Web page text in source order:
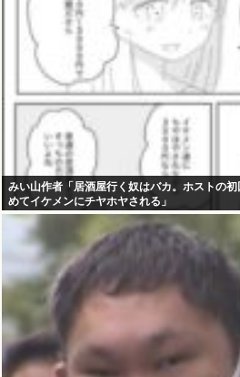
みい山作者「居酒屋行く奴はバカ。ホストの
めてイケメンにチヤホヤされる」